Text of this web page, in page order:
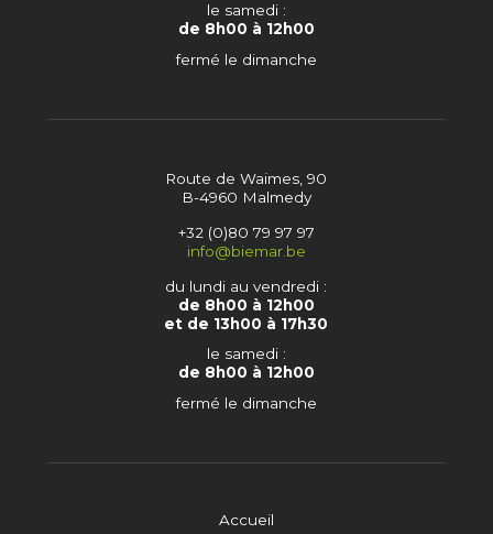
Accueil
le samedi :
de 8h00 à 12h00
fermé le dimanche
Route de Waimes, 90
B-4960 Malmedy
+32 (0)80 79 97 97
info@biemar.be
du lundi au vendredi :
de 8h00 à 12h00
et de 13h00 à 17h30
le samedi :
de 8h00 à 12h00
fermé le dimanche